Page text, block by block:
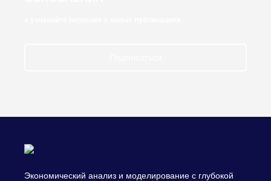
Экономический анализ и моделирование с глубокой